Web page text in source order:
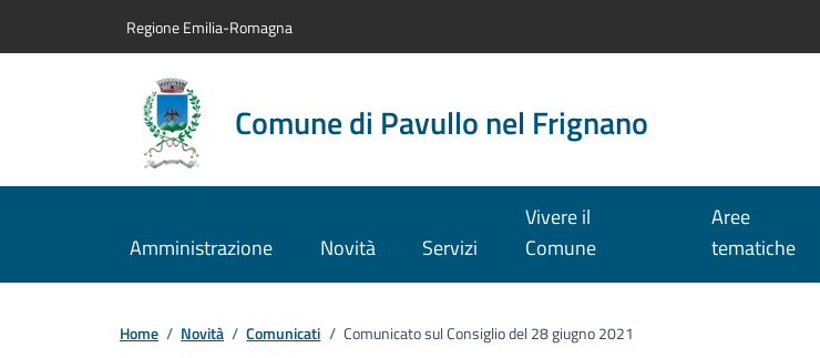
Regione Emilia-Romagna
Comune di Pavullo nel Frignano
Amministrazione Novità Servizi
Vivere il
Comune
Aree
tematiche
Home / Novità / Comunicati / Comunicato sul Consiglio del 28 giugno 2021